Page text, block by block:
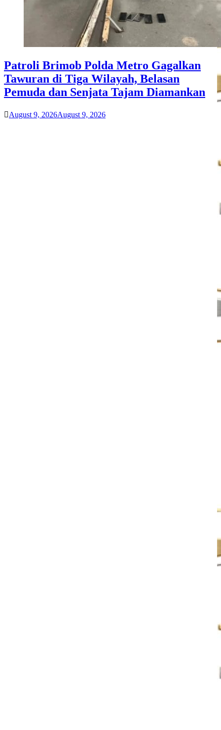
Patroli Brimob Polda Metro Gagalkan
Tawuran di Tiga Wilayah, Belasan
Pemuda dan Senjata Tajam Diamankan
August 9, 2026August 9, 2026